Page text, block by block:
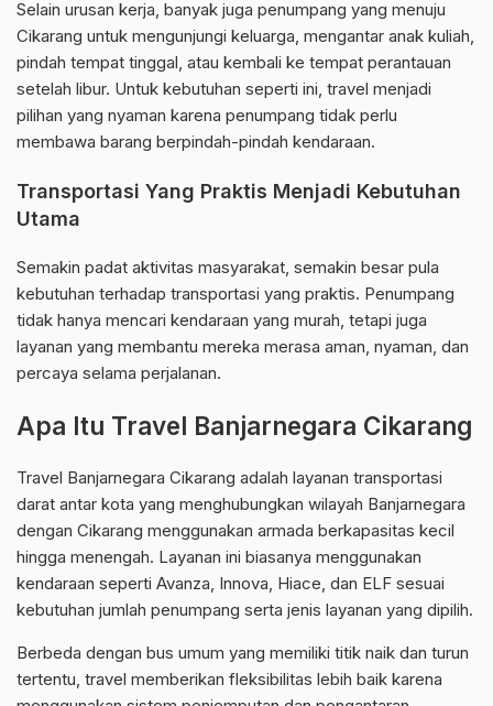
Selain urusan kerja, banyak juga penumpang yang menuju
Cikarang untuk mengunjungi keluarga, mengantar anak kuliah,
pindah tempat tinggal, atau kembali ke tempat perantauan
setelah libur. Untuk kebutuhan seperti ini, travel menjadi
pilihan yang nyaman karena penumpang tidak perlu
membawa barang berpindah-pindah kendaraan.
Transportasi Yang Praktis Menjadi Kebutuhan
Utama
Semakin padat aktivitas masyarakat, semakin besar pula
kebutuhan terhadap transportasi yang praktis. Penumpang
tidak hanya mencari kendaraan yang murah, tetapi juga
layanan yang membantu mereka merasa aman, nyaman, dan
percaya selama perjalanan.
Apa Itu Travel Banjarnegara Cikarang
Travel Banjarnegara Cikarang adalah layanan transportasi
darat antar kota yang menghubungkan wilayah Banjarnegara
dengan Cikarang menggunakan armada berkapasitas kecil
hingga menengah. Layanan ini biasanya menggunakan
kendaraan seperti Avanza, Innova, Hiace, dan ELF sesuai
kebutuhan jumlah penumpang serta jenis layanan yang dipilih.
Berbeda dengan bus umum yang memiliki titik naik dan turun
tertentu, travel memberikan fleksibilitas lebih baik karena